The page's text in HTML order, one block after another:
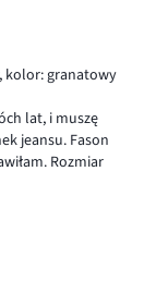
kolor: granatowy
lat, i muszę
jeansu. Fason
Rozmiar